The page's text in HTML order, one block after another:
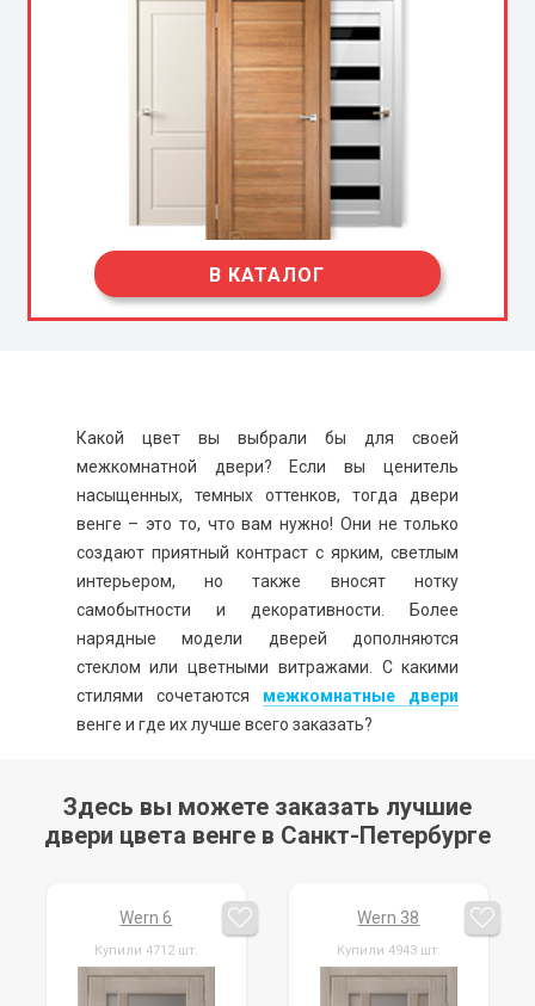
В КАТАЛОГ
Какой цвет вы выбрали бы для своей
межкомнатной двери? Если вы ценитель
насыщенных, темных оттенков, тогда двери
венге – это то, что вам нужно! Они не только
создают приятный контраст с ярким, светлым
интерьером, но также вносят нотку
самобытности и декоративности. Более
нарядные модели дверей дополняются
стеклом или цветными витражами. С какими
стилями сочетаются межкомнатные двери
венге и где их лучше всего заказать?
Здесь вы можете заказать лучшие
двери цвета венге в Санкт-Петербурге
Wern 6
Купили 4712 шт.
Wern 38
Купили 4943 шт.